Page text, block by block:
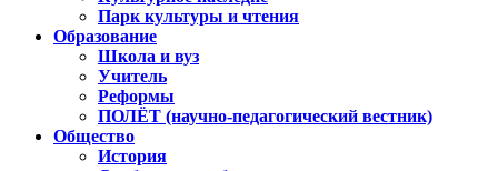
Парк культуры и чтения
Образование
Школа и вуз
Учитель
Реформы
ПОЛЁТ (научно-педагогический вестник)
Общество
История